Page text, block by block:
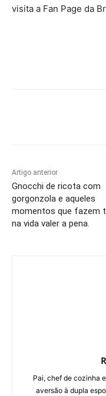
visita a Fan Page da
Artigo anterior
Gnocchi de ricota com
gorgonzola e aqueles
momentos que fazem
na vida valer a pena.
Pai, chef de cozinha
aversão à dupla